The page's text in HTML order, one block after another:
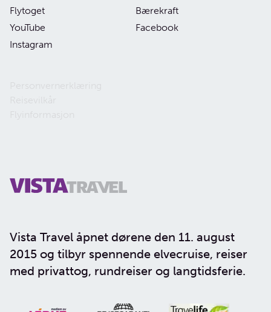
Vista Travel åpnet dørene den 11. august
2015 og tilbyr spennende elvecruise, reiser
med privattog, rundreiser og langtidsferie.
Flytoget
Bærekraft
YouTube
Facebook
Instagram